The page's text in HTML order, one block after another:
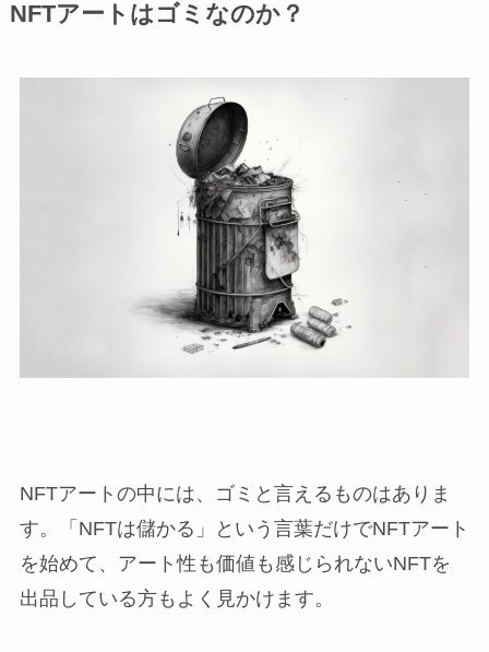
NFTアートはゴミなのか？
NFTアートの中には、ゴミと言えるものはありま
す。「NFTは儲かる」という言葉だけでNFTアート
を始めて、アート性も価値も感じられないNFTを
出品している方もよく見かけます。